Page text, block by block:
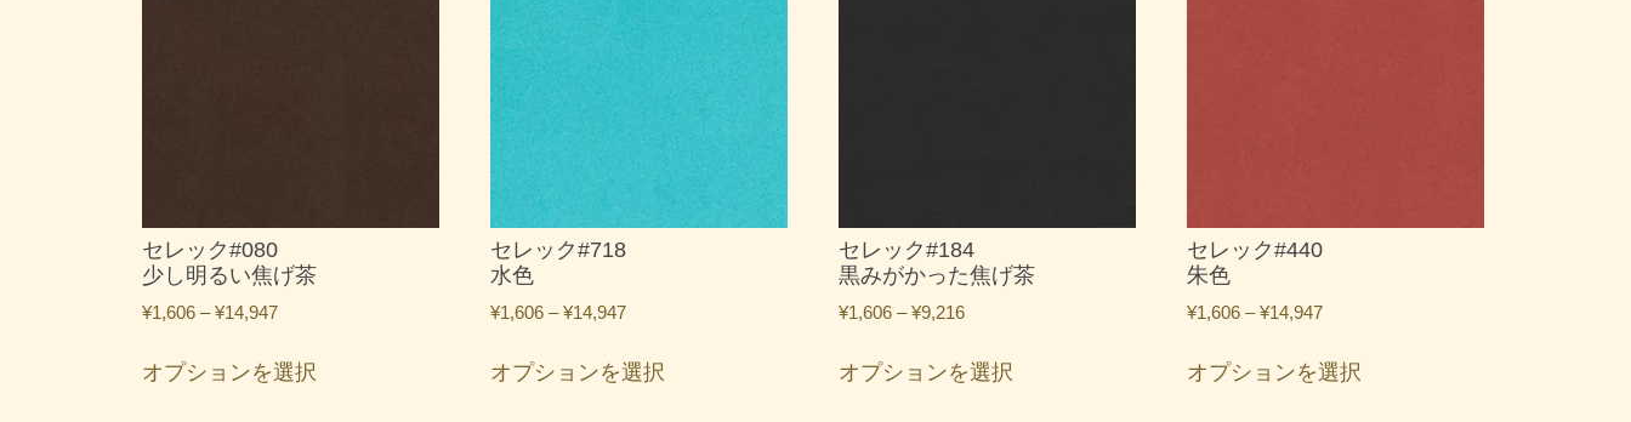
セレック#080
少し明るい焦げ茶
¥1,606 –¥14,947価
帯:
オプションを選択
セレック#718
水色
¥1,606 –¥14,947価
帯:
オプションを選択の
セレック#184
黒みがかった焦げ茶
¥1,606 –¥9,216価
帯:
オプションを選択の
セレック#440
朱色
¥1,606 –¥14,947価
帯:
オプションを選択の